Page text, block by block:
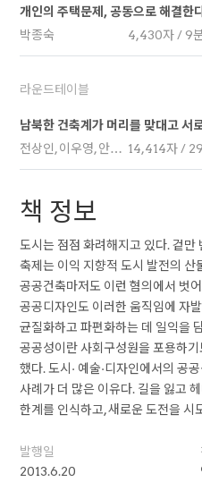
개인의 주택문제, 공동으로 해결한
박종숙
4,430자 / 9
라운드테이블
남북한 건축계가 머리를 맞대고 서
전상인, 이우영, 안병민, 임동우, 박성태 14,414자 /
책 정보
도시는 점점 화려해지고 있다. 겉만
축제는 이익 지향적 도시 발전의 산
공공건축마저도 이런 혐의에서 벗
공공디자인도 이러한 움직임에 자
균질화하고 파편화하는 데 일익을
공공성이란 사회구성원을 포용하
했다. 도시· 예술·디자인에서의 공
사례가 더 많은 이유다. 길을 잃고
한계를 인식하고, 새로운 도전을 시
발행일
2013.6.20